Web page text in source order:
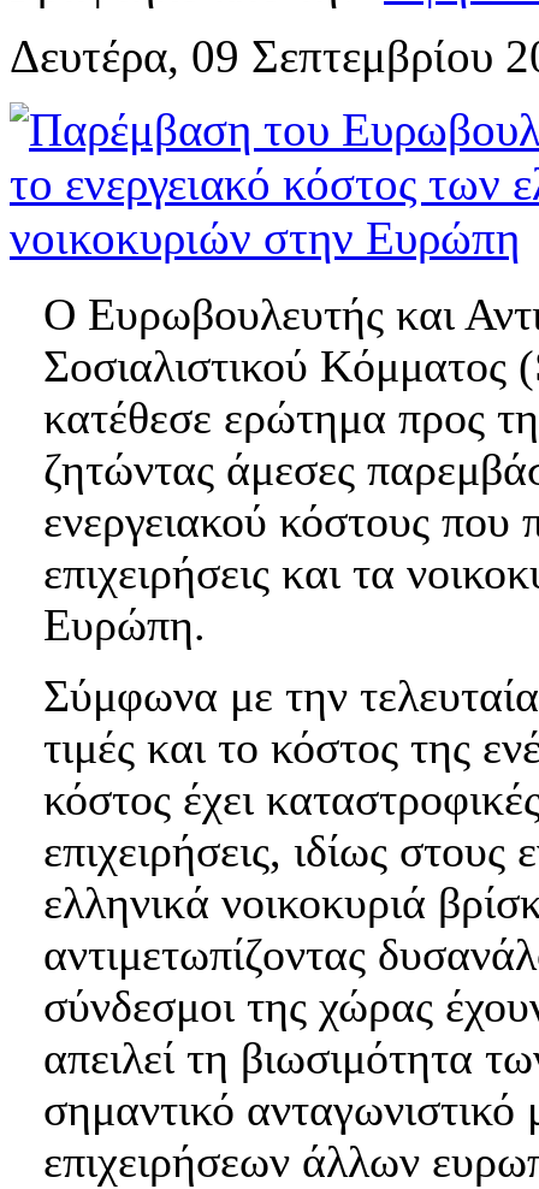
Δευτέρα, 09 Σεπτεμβρίου
Ο Ευρωβουλευτής και
Σοσιαλιστικού
κατέθεσε ερώτημα προς
ζητώντας άμεσες
ενεργειακού κόστους που
επιχειρήσεις και τα
Ευρώπη.
Σύμφωνα με την
τιμές και το κόστος της
κόστος έχει
επιχειρήσεις, ιδίως
ελληνικά νοικοκυριά
αντιμετωπίζοντας
σύνδεσμοι της χώρας
απειλεί τη βιωσιμότητα
σημαντικό ανταγωνιστικό
επιχειρήσεων άλλων